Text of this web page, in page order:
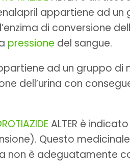
appartiene ad
di conversione
pressione del sangue.
ad un gruppo
dell’urina con
ALTER è
Questo
non è adeguatamente